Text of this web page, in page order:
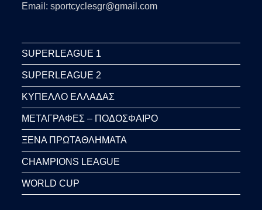
Email: sportcyclesgr@gmail.com
SUPERLEAGUE 1
SUPERLEAGUE 2
ΚΥΠΕΛΛΟ ΕΛΛΑΔΑΣ
ΜΕΤΑΓΡΑΦΕΣ – ΠΟΔΟΣΦΑΙΡΟ
ΞΕΝΑ ΠΡΩΤΑΘΛΗΜΑΤΑ
CHAMPIONS LEAGUE
WORLD CUP